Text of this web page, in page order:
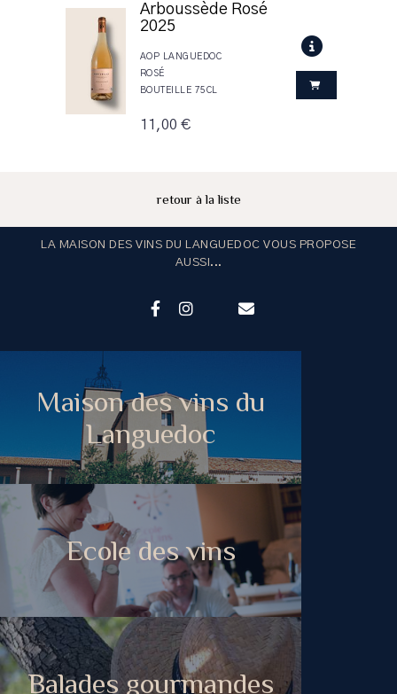
Arboussède Rosé
2025
AOP LANGUEDOC
ROSÉ
BOUTEILLE 75CL
11,00 €
retour à la liste
LA MAISON DES VINS DU LANGUEDOC VOUS PROPOSE
AUSSI...
Maison des vins du
Languedoc
Ecole des vins
Balades gourmandes